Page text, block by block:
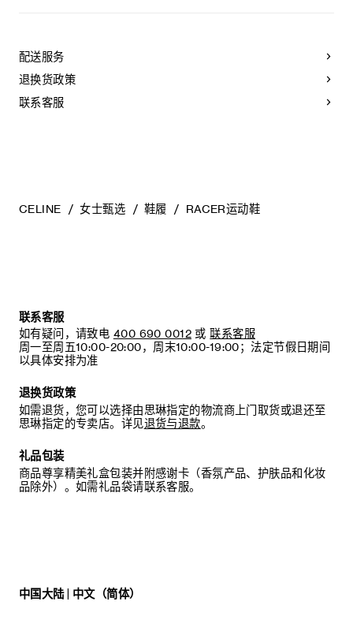
外底外侧凹印CELINE标志
外底下方凹印TRIOMPHE标志
聚酯纤维鞋带
织物内底，内部泡棉材质确保舒适脚感
橡胶外底
泽。为了让您的鞋履历久弥新，我们建议您遵循以下保养方
法：
- 避免接触水、油、香水和化妆品。如果鞋子不慎沾湿，请使用
浅色软布将液体擦干。
擦拭皮革，微湿时可擦拭织物面料。
配送服务
退换货政策
联系客服
CELINE 女士甄选 鞋履 RACER运动鞋
联系客服
如有疑问，请致电 400 690 0012 或 联系客服
周一至周五10:00-20:00，周末10:00-19:00；法定节假日期间
以具体安排为准
退换货政策
如需退货，您可以选择由思琳指定的物流商上门取货或退还至
思琳指定的专卖店。详见退货与退款。
礼品包装
商品尊享精美礼盒包装并附感谢卡（香氛产品、护肤品和化妆
品除外）。如需礼品袋请联系客服。
中国大陆 | 中文（简体）